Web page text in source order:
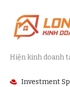
Hiện kinh doanh
Investment